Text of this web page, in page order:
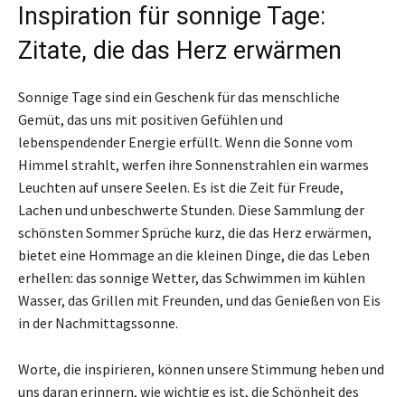
Inspiration für sonnige Tage:
Zitate, die das Herz erwärmen
Sonnige Tage sind ein Geschenk für das menschliche
Gemüt, das uns mit positiven Gefühlen und
lebenspendender Energie erfüllt. Wenn die Sonne vom
Himmel strahlt, werfen ihre Sonnenstrahlen ein warmes
Leuchten auf unsere Seelen. Es ist die Zeit für Freude,
Lachen und unbeschwerte Stunden. Diese Sammlung der
schönsten Sommer Sprüche kurz, die das Herz erwärmen,
bietet eine Hommage an die kleinen Dinge, die das Leben
erhellen: das sonnige Wetter, das Schwimmen im kühlen
Wasser, das Grillen mit Freunden, und das Genießen von Eis
in der Nachmittagssonne.
Worte, die inspirieren, können unsere Stimmung heben und
uns daran erinnern, wie wichtig es ist, die Schönheit des